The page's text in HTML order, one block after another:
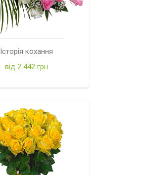
Історія кохання
від 2 442 грн